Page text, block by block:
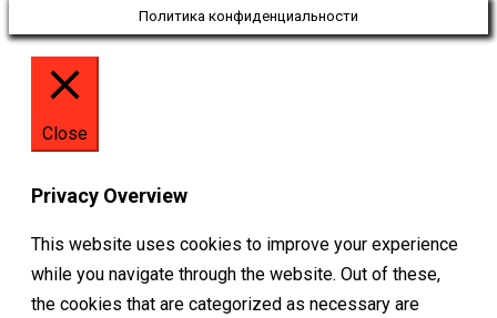
Политика конфиденциальности
Close
Privacy Overview
This website uses cookies to improve your experience
while you navigate through the website. Out of these,
the cookies that are categorized as necessary are